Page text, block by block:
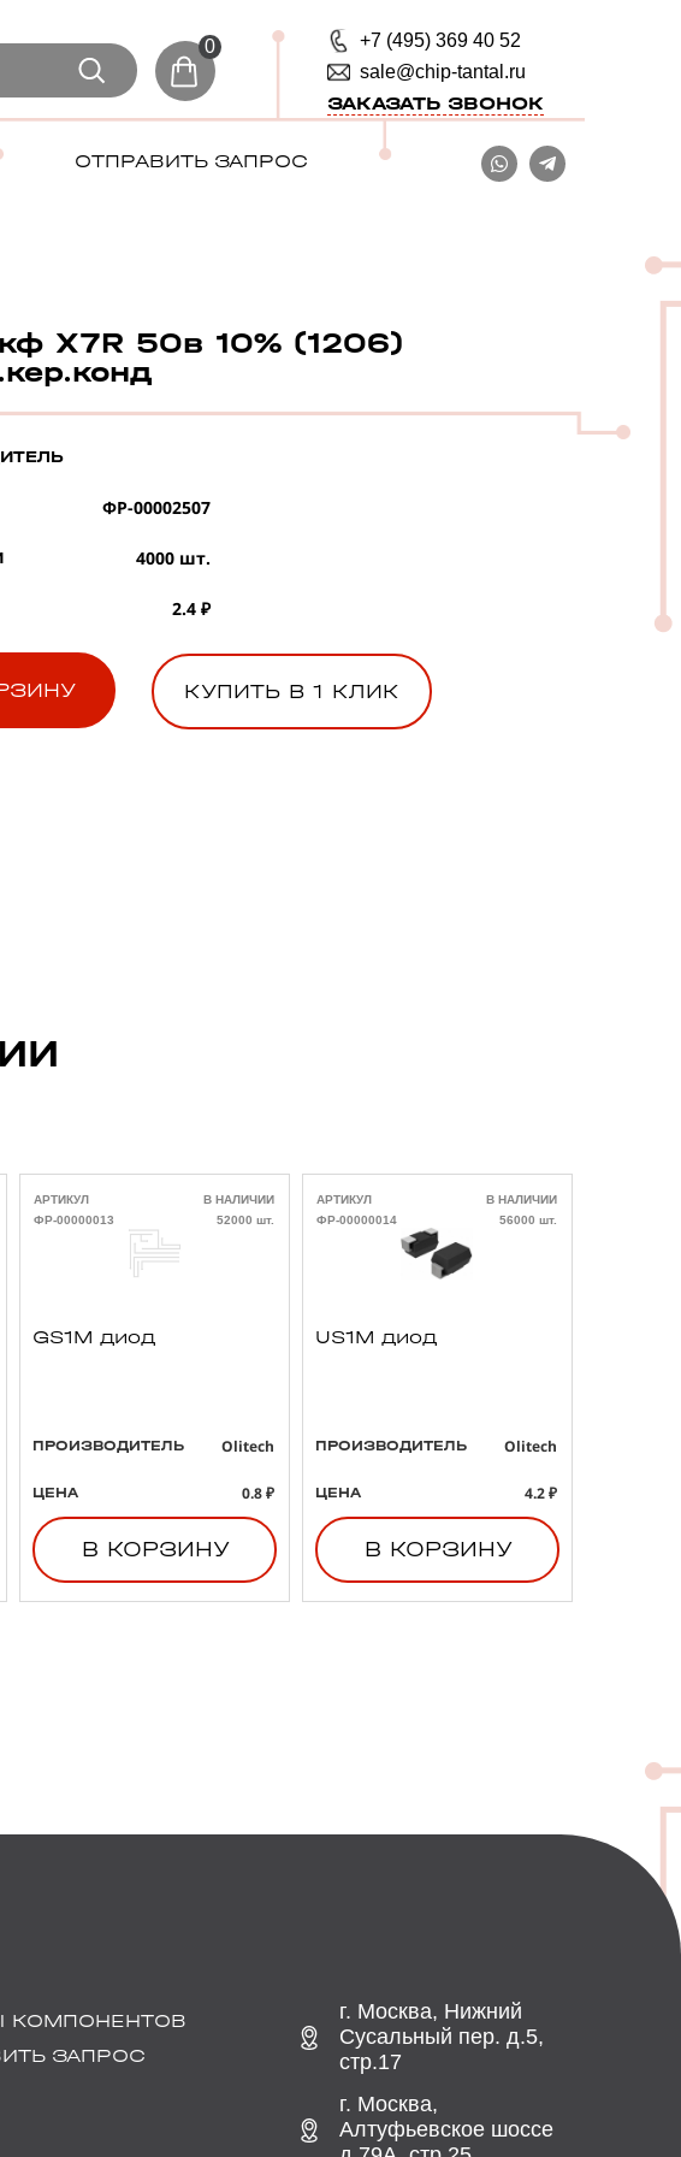
0
+7 (495) 369 40 52
sale@chip-tantal.ru
ЗАКАЗАТЬ ЗВОНОК
ОТПРАВИТЬ ЗАПРОС
X7R 50в 10% (1206)
ФР-00002507
4000 шт.
2.4 ₽
КУПИТЬ В 1 КЛИК
АРТИКУЛ
ФР-00000013
В НАЛИЧИИ
52000 шт.
GS1M диод
ПРОИЗВОДИТЕЛЬ Olitech
ЦЕНА 0.8 ₽
В КОРЗИНУ
АРТИКУЛ
ФР-00000014
В НАЛИЧИИ
56000 шт.
US1M диод
ПРОИЗВОДИТЕЛЬ Olitech
ЦЕНА 4.2 ₽
В КОРЗИНУ
КОМПОНЕНТОВ
ЗАПРОС
г. Москва, Нижний
Сусальный пер. д.5,
стр.17
г. Москва,
Алтуфьевское шоссе